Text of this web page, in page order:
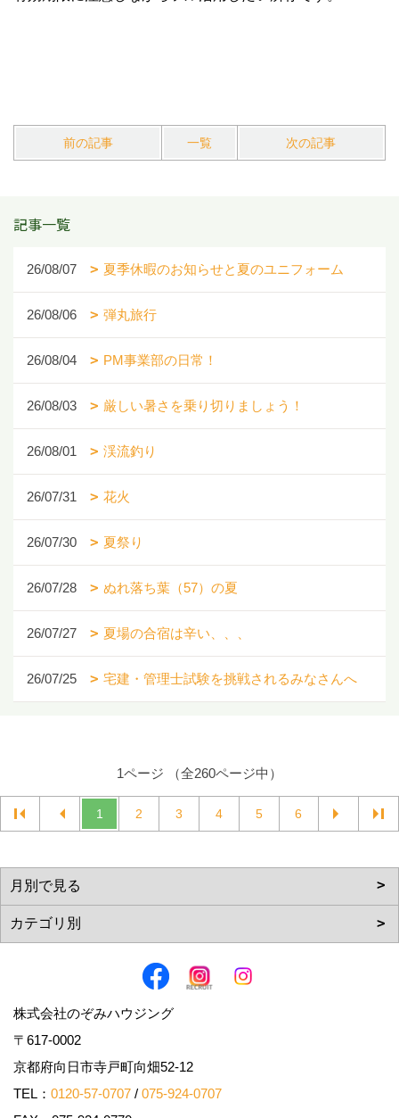
前の記事 一覧 次の記事
記事一覧
26/08/07 夏季休暇のお知らせと夏のユニフォーム
26/08/06 弾丸旅行
26/08/04 PM事業部の日常！
26/08/03 厳しい暑さを乗り切りましょう！
26/08/01 渓流釣り
26/07/31 花火
26/07/30 夏祭り
26/07/28 ぬれ落ち葉（57）の夏
26/07/27 夏場の合宿は辛い、、、
26/07/25 宅建・管理士試験を挑戦されるみなさんへ
1ページ （全260ページ中）
1 2 3 4 5 6
株式会社のぞみハウジング
〒617-0002
京都府向日市寺戸町向畑52-12
TEL： 0120-57-0707 / 075-924-0707